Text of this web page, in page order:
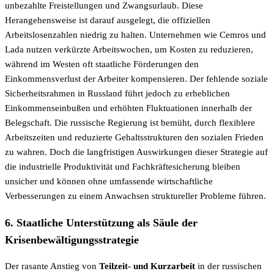
unbezahlte Freistellungen und Zwangsurlaub. Diese
Herangehensweise ist darauf ausgelegt, die offiziellen
Arbeitslosenzahlen niedrig zu halten. Unternehmen wie Cemros und
Lada nutzen verkürzte Arbeitswochen, um Kosten zu reduzieren,
während im Westen oft staatliche Förderungen den
Einkommensverlust der Arbeiter kompensieren. Der fehlende soziale
Sicherheitsrahmen in Russland führt jedoch zu erheblichen
Einkommenseinbußen und erhöhten Fluktuationen innerhalb der
Belegschaft. Die russische Regierung ist bemüht, durch flexiblere
Arbeitszeiten und reduzierte Gehaltsstrukturen den sozialen Frieden
zu wahren. Doch die langfristigen Auswirkungen dieser Strategie auf
die industrielle Produktivität und Fachkräftesicherung bleiben
unsicher und können ohne umfassende wirtschaftliche
Verbesserungen zu einem Anwachsen struktureller Probleme führen.
6. Staatliche Unterstützung als Säule der
Krisenbewältigungsstrategie
Der rasante Anstieg von Teilzeit- und Kurzarbeit in der russischen